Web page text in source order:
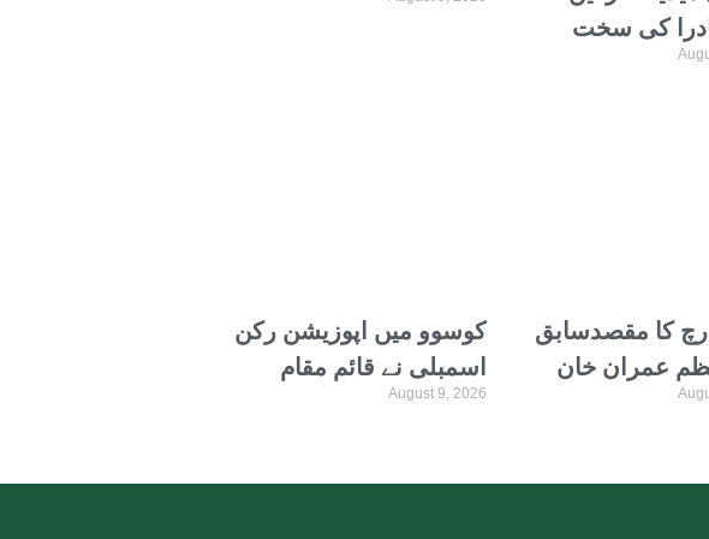
بڑی پیشگوئی کردی
کی سخت
کوسوو میں اپوزیشن رکن
اسمبلی نے قائم مقام
وزیراعظم پر انڈے پھینک
August 9, 2026
کا مقصدسابق
عمران خان
نہیں بلکہ ان